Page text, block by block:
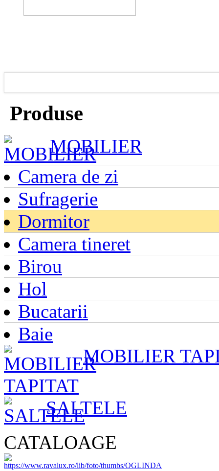
Produse
MOBILIER
Camera de zi
Sufragerie
Dormitor
Camera tineret
Birou
Hol
Bucatarii
Baie
MOBILIER
SALTELE
CATALOAGE